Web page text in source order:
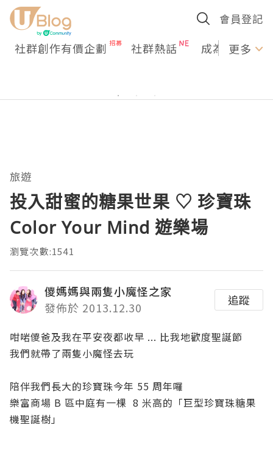
會員登記
社群創作有價企劃 社群熱話 成為U更多
旅遊
投入甜蜜的糖果世果 ♡ 珍寶珠
Color Your Mind 遊樂場
瀏覽次數:1541
儍媽媽與兩隻小魔怪之家
發佈於 2013.12.30
追蹤
咁啱儍爸及我在平安夜都收早 ... 比我地歡度聖誕節
我們就帶了兩隻小魔怪去玩
陪伴我們長大的珍寶珠今年 55 周年囉
樂富商場 B 區中庭有一棵 8 米高的「巨型珍寶珠糖果
機聖誕樹」